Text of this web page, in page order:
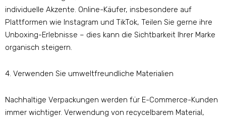
individuelle Akzente. Online-Käufer, insbesondere auf
Plattformen wie Instagram und TikTok, Teilen Sie gerne ihre
Unboxing-Erlebnisse – dies kann die Sichtbarkeit Ihrer Marke
organisch steigern.
4. Verwenden Sie umweltfreundliche Materialien
Nachhaltige Verpackungen werden für E-Commerce-Kunden
immer wichtiger. Verwendung von recycelbarem Material,